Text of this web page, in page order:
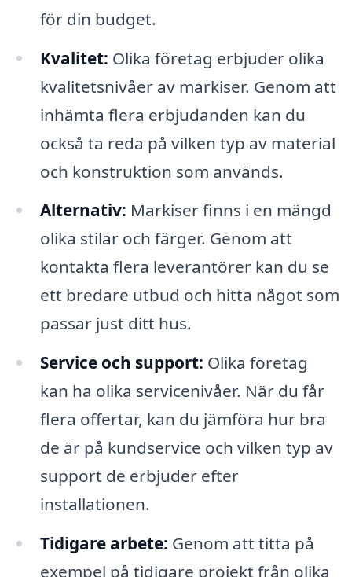
för din budget.
Kvalitet: Olika företag erbjuder olika
kvalitetsnivåer av markiser. Genom att
inhämta flera erbjudanden kan du
också ta reda på vilken typ av material
och konstruktion som används.
Alternativ: Markiser finns i en mängd
olika stilar och färger. Genom att
kontakta flera leverantörer kan du se
ett bredare utbud och hitta något som
passar just ditt hus.
Service och support: Olika företag
kan ha olika servicenivåer. När du får
flera offertar, kan du jämföra hur bra
de är på kundservice och vilken typ av
support de erbjuder efter
installationen.
Tidigare arbete: Genom att titta på
exempel på tidigare projekt från olika